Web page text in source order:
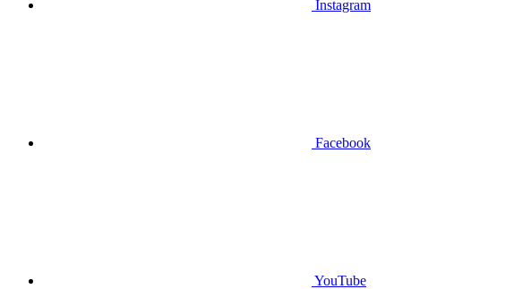
Instagram
Facebook
YouTube